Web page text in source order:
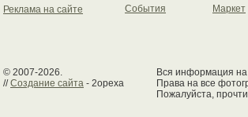
Реклама на сайте
События
Маркет
© 2007-2026.
//Создание сайта - 2opexa
Вся информация на
Права на все
Пожалуйста,